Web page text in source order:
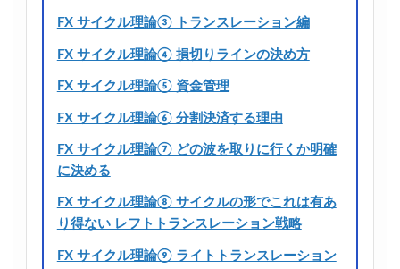
FX サイクル理論③ トランスレーション編
FX サイクル理論④ 損切りラインの決め方
FX サイクル理論⑤ 資金管理
FX サイクル理論⑥ 分割決済する理由
FX サイクル理論⑦ どの波を取りに行くか明確
に決める
FX サイクル理論⑧ サイクルの形でこれは有あ
り得ない レフトトランスレーション戦略
FX サイクル理論⑨ ライトトランスレーション